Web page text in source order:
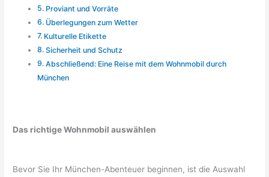
Proviant und Vorräte
Überlegungen zum Wetter
Kulturelle Etikette
Sicherheit und Schutz
Abschließend: Eine Reise mit dem Wohnmobil durch
München
Das richtige Wohnmobil auswählen
Bevor Sie Ihr München-Abenteuer beginnen, ist die Auswahl